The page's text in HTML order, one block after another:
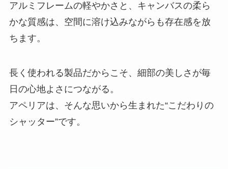
アルミフレームの軽やかさと、キャンバスの柔ら
かな質感は、空間に溶け込みながらも存在感を放
ちます。
長く使われる製品だからこそ、細部の美しさが毎
日の心地よさにつながる。
アペリアは、そんな思いから生まれた“こだわりの
シャッター”です。